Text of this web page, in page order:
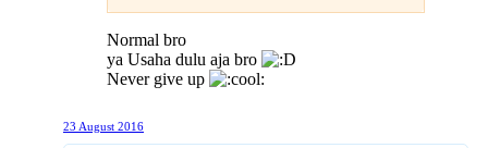
Normal bro
ya Usaha dulu aja bro
Never give up
23 August 2016